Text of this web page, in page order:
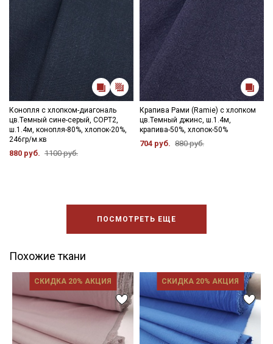
Конопля с хлопком-диагональ
цв.Темный сине-серый, СОРТ2,
ш.1.4м, конопля-80%, хлопок-20%,
246гр/м.кв
880 руб. 1100 руб.
Крапива Рами (Ramie) с хлопком
цв.Темный джинс, ш.1.4м,
крапива-50%, хлопок-50%
704 руб. 880 руб.
ПОСМОТРЕТЬ ЕЩЕ
Похожие ткани
СКИДКА 20% АКЦИЯ СКИДКА 20% АКЦИЯ